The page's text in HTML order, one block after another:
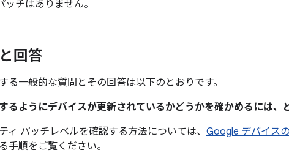
ッチはありません。
回答
る一般的な質問とその回答は以下のとおりです。
るようにデバイスが更新されているかどうかを確かめるには、
ィ パッチレベルを確認する方法については、 Google デバイス
手順をご覧ください。